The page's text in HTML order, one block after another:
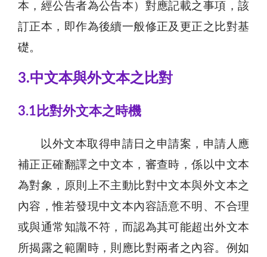
本，經公告者為公告本）對應記載之事項，該
訂正本，即作為後續一般修正及更正之比對基
礎。
3.中文本與外文本之比對
3.1比對外文本之時機
以外文本取得申請日之申請案，申請人應
補正正確翻譯之中文本，審查時，係以中文本
為對象，原則上不主動比對中文本與外文本之
內容，惟若發現中文本內容語意不明、不合理
或與通常知識不符，而認為其可能超出外文本
所揭露之範圍時，則應比對兩者之內容。例如